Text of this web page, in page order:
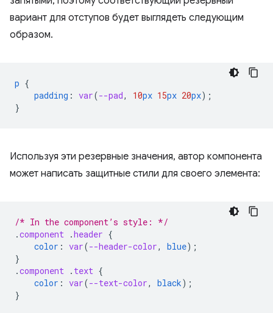
вариант для отступов будет выглядеть следующим
образом.
p {
padding : var(--pad, 10px 15px 20px);
}
Используя эти резервные значения, автор компонента
может написать защитные стили для своего элемента:
/* In the component’s style: */
.component .header {
color : var(--header-color, blue);
}
.component . text {
color : var(--text-color, black);
}